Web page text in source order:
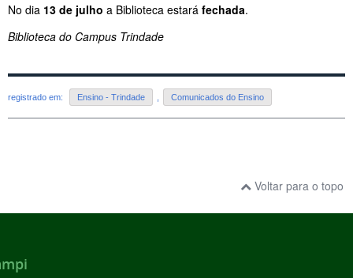
No dia 13 de julho a Biblioteca estará fechada.
Biblioteca do Campus Trindade
registrado em: Ensino - Trindade Comunicados do Ensino
Voltar para o topo